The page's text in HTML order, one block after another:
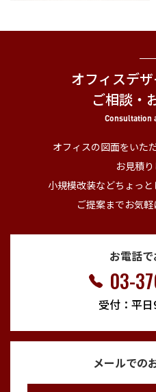
オフィスデ
ご相談・
Consultation
オフィスの図面をいた
お見積り
小規模改装などちょっ
ご提案までお気軽
お電話
03-
受付：平
メールでの